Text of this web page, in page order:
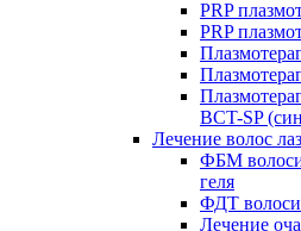
PRP
PRP
BCT-SP
Лечение волос
ФБМ
геля
ФДТ
Лечение